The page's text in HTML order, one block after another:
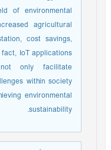
of environmental
agricultural
cost savings,
IoT applications
only facilitate
within society
environmental
sustainability.